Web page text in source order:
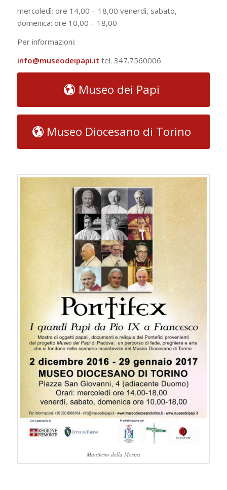
mercoledì: ore 14,00 – 18,00 venerdì, sabato,
domenica: ore 10,00 – 18,00
Per informazioni:
info@museodeipapi.it tel. 347.7560006
Museo dei Papi
Museo Diocesano di Torino
Manifesto della Mostra